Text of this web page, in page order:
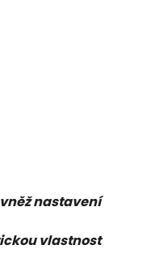
nastavení
vlastnost